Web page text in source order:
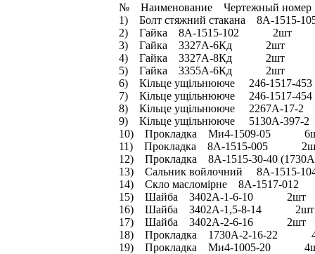
№ Наименование Чертежный
1) Болт стяжний стакана 8А-
2) Гайка 8А-1515-102 2шт
3) Гайка 3327А-6Кд 2шт
4) Гайка 3327А-8Кд 2шт
5) Гайка 3355А-6Кд 2шт
6) Кільце ущільнююче 246-1517-
7) Кільце ущільнююче 246-1517-
8) Кільце ущільнююче 2267А-
9) Кільце ущільнююче 5130А-
10) Прокладка Ми4-1509-05
11) Прокладка 8А-1515-005
12) Прокладка 8А-1515-30-40
13) Сальник войлочний 8А-
14) Скло масломірне 8А-1517-
15) Шайба 3402А-1-6-10 2шт
16) Шайба 3402А-1,5-8-14 2шт
17) Шайба 3402А-2-6-16 2шт
18) Прокладка 1730А-2-16-22
19) Прокладка Ми4-1005-20